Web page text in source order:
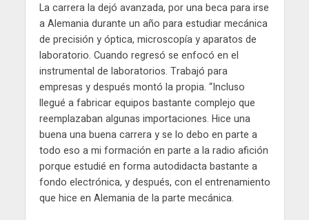
La carrera la dejó avanzada, por una beca para irse
a Alemania durante un año para estudiar mecánica
de precisión y óptica, microscopía y aparatos de
laboratorio. Cuando regresó se enfocó en el
instrumental de laboratorios. Trabajó para
empresas y después montó la propia. “Incluso
llegué a fabricar equipos bastante complejo que
reemplazaban algunas importaciones. Hice una
buena una buena carrera y se lo debo en parte a
todo eso a mi formación en parte a la radio afición
porque estudié en forma autodidacta bastante a
fondo electrónica, y después, con el entrenamiento
que hice en Alemania de la parte mecánica.